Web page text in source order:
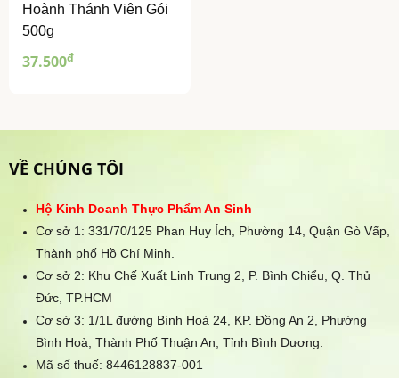
Hoành Thánh Viên Gói
500g
37.500đ
VỀ CHÚNG TÔI
Hộ Kinh Doanh Thực Phẩm An Sinh
Cơ sở 1: 331/70/125 Phan Huy Ích, Phường 14, Quận Gò Vấp,
Thành phố Hồ Chí Minh.
Cơ sở 2: Khu Chế Xuất Linh Trung 2, P. Bình Chiểu, Q. Thủ
Đức, TP.HCM
Cơ sở 3: 1/1L đường Bình Hoà 24, KP. Đồng An 2, Phường
Bình Hoà, Thành Phố Thuận An, Tỉnh Bình Dương.
Mã số thuế: 8446128837-001